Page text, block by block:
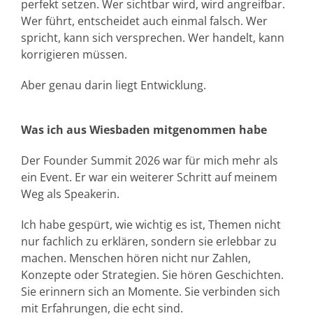
perfekt setzen. Wer sichtbar wird, wird angreifbar.
Wer führt, entscheidet auch einmal falsch. Wer
spricht, kann sich versprechen. Wer handelt, kann
korrigieren müssen.
Aber genau darin liegt Entwicklung.
Was ich aus Wiesbaden mitgenommen habe
Der Founder Summit 2026 war für mich mehr als
ein Event. Er war ein weiterer Schritt auf meinem
Weg als Speakerin.
Ich habe gespürt, wie wichtig es ist, Themen nicht
nur fachlich zu erklären, sondern sie erlebbar zu
machen. Menschen hören nicht nur Zahlen,
Konzepte oder Strategien. Sie hören Geschichten.
Sie erinnern sich an Momente. Sie verbinden sich
mit Erfahrungen, die echt sind.